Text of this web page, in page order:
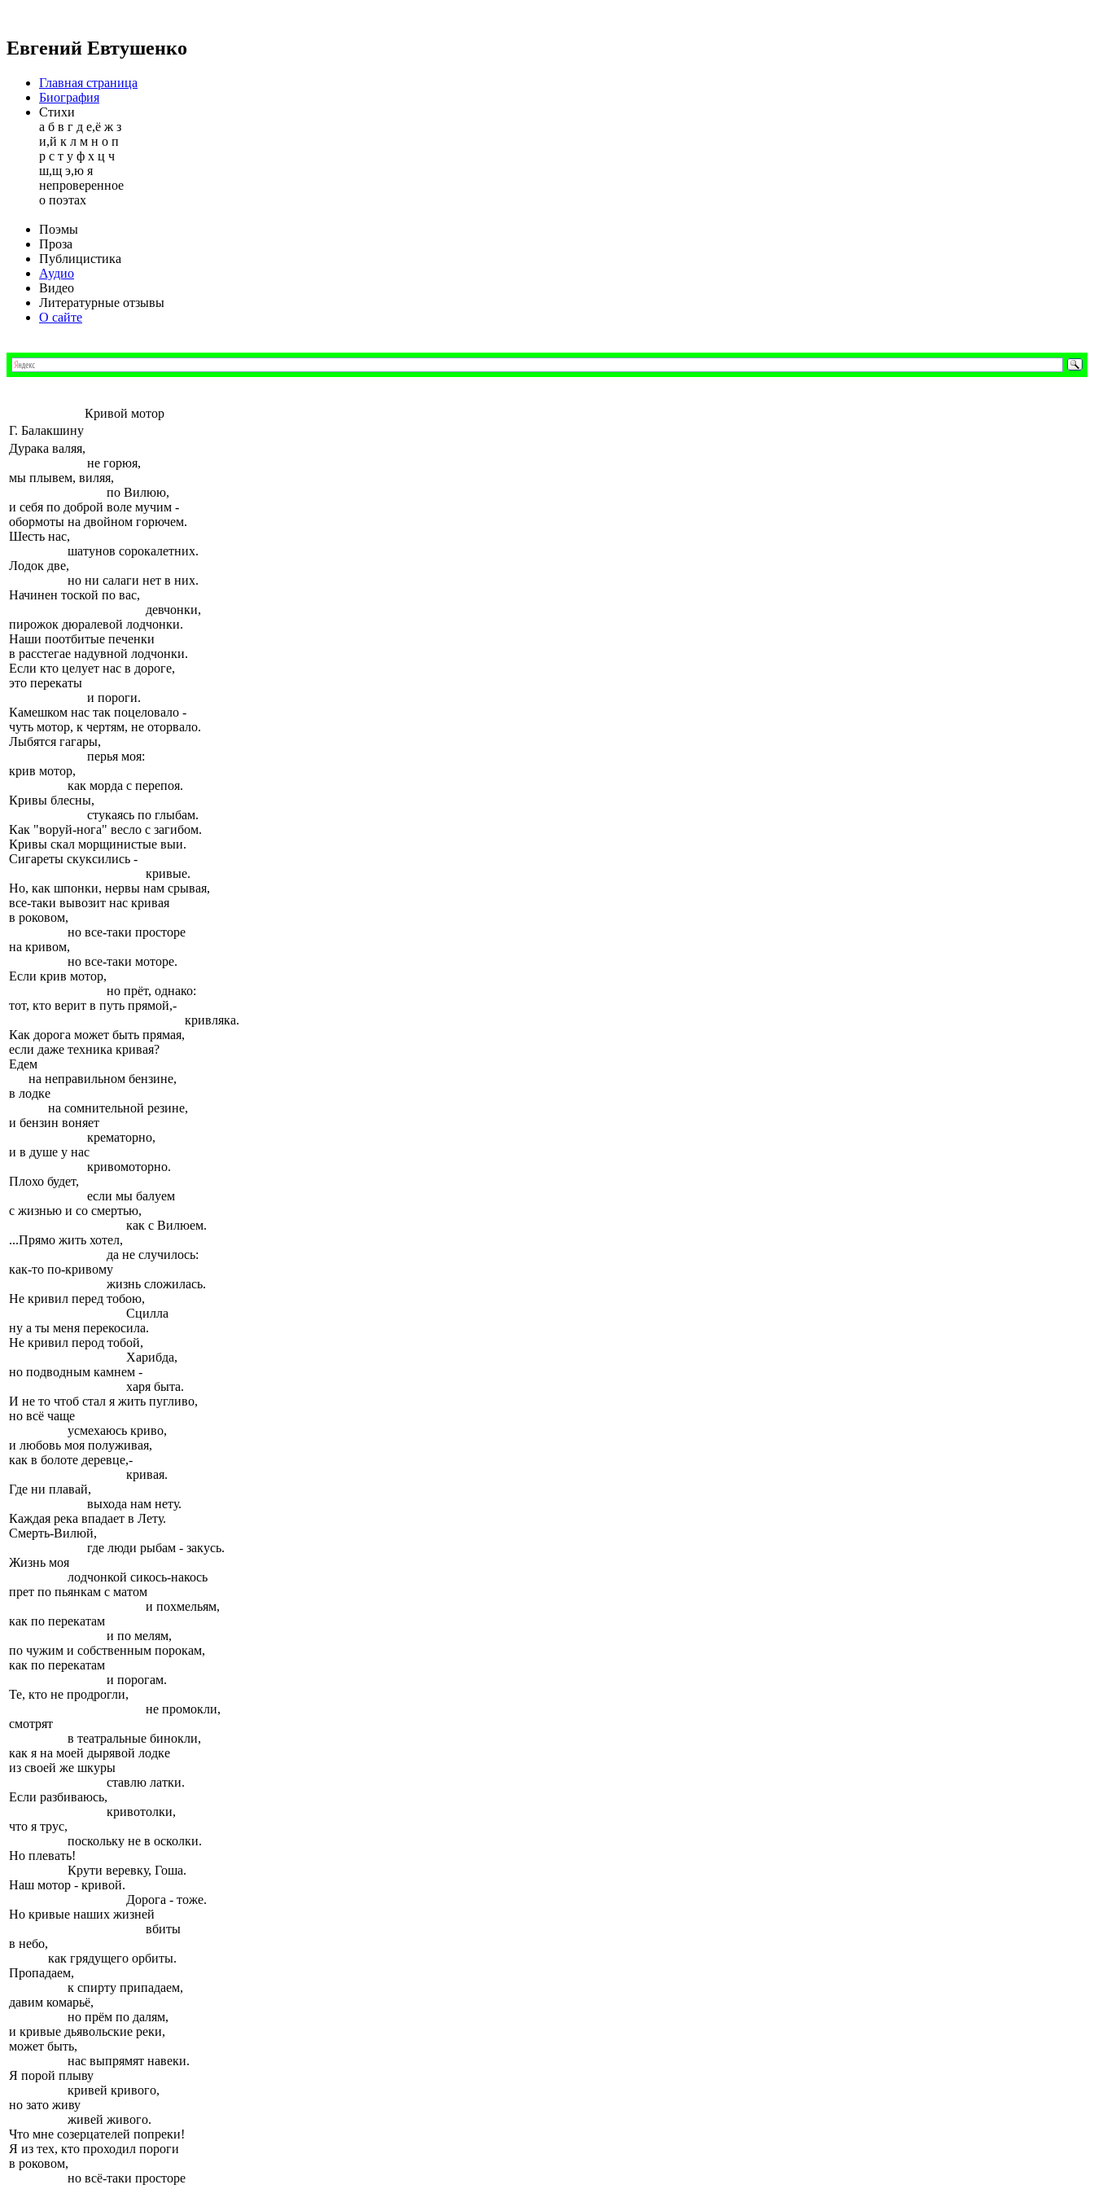
Евгений Евтушенко
Главная страница
Биография
Стихи
а б в г д е,ё ж з
и,й к л м н о п
р с т у ф х ц ч
ш,щ э,ю я
непроверенное
о поэтах
Поэмы
Проза
Публицистика
Аудио
Видео
Литературные отзывы
О сайте
Кривой мотор
Г. Балакшину
Дурака валяя,
не горюя,
мы плывем, виляя,
по Вилюю,
и себя по доброй воле мучим -
обормоты на двойном горючем.
Шесть нас,
шатунов сорокалетних.
Лодок две,
но ни салаги нет в них.
Начинен тоской по вас,
девчонки,
пирожок дюралевой лодчонки.
Наши поотбитые печенки
в расстегае надувной лодчонки.
Если кто целует нас в дороге,
это перекаты
и пороги.
Камешком нас так поцеловало -
чуть мотор, к чертям, не оторвало.
Лыбятся гагары,
перья моя:
крив мотор,
как морда с перепоя.
Кривы блесны,
стукаясь по глыбам.
Как "воруй-нога" весло с загибом.
Кривы скал морщинистые выи.
Сигареты скуксились -
кривые.
Но, как шпонки, нервы нам срывая,
все-таки вывозит нас кривая
в роковом,
но все-таки просторе
на кривом,
но все-таки моторе.
Если крив мотор,
но прёт, однако:
тот, кто верит в путь прямой,-
кривляка.
Как дорога может быть прямая,
если даже техника кривая?
Едем
на неправильном бензине,
в лодке
на сомнительной резине,
и бензин воняет
крематорно,
и в душе у нас
кривомоторно.
Плохо будет,
если мы балуем
с жизнью и со смертью,
как с Вилюем.
...Прямо жить хотел,
да не случилось:
как-то по-кривому
жизнь сложилась.
Не кривил перед тобою,
Сцилла
ну а ты меня перекосила.
Не кривил перод тобой,
Харибда,
но подводным камнем -
харя быта.
И не то чтоб стал я жить пугливо,
но всё чаще
усмехаюсь криво,
и любовь моя полуживая,
как в болоте деревце,-
кривая.
Где ни плавай,
выхода нам нету.
Каждая река впадает в Лету.
Смерть-Вилюй,
где люди рыбам - закусь.
Жизнь моя
лодчонкой сикось-накось
прет по пьянкам с матом
и похмельям,
как по перекатам
и по мелям,
по чужим и собственным порокам,
как по перекатам
и порогам.
Те, кто не продрогли,
не промокли,
смотрят
в театральные бинокли,
как я на моей дырявой лодке
из своей же шкуры
ставлю латки.
Если разбиваюсь,
кривотолки,
что я трус,
поскольку не в осколки.
Но плевать!
Крути веревку, Гоша.
Наш мотор - кривой.
Дорога - тоже.
Но кривые наших жизней
вбиты
в небо,
как грядущего орбиты.
Пропадаем,
к спирту припадаем,
давим комарьё,
но прём по далям,
и кривые дьявольские реки,
может быть,
нас выпрямят навеки.
Я порой плыву
кривей кривого,
но зато живу
живей живого.
Что мне созерцателей попреки!
Я из тех, кто проходил пороги
в роковом,
но всё-таки просторе